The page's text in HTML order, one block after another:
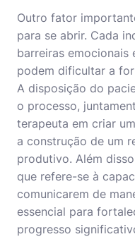
Outro fator
para se abrir. Cada
barreiras emocionais
podem dificultar a
A disposição do
o processo,
terapeuta em criar
a construção de um
produtivo. Além
que refere-se à
comunicarem de
essencial para
progresso